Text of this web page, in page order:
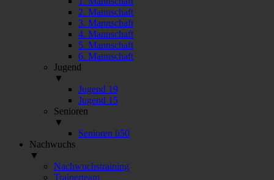
2. Mannschaft
3. Mannschaft
4. Mannschaft
5. Mannschaft
6. Mannschaft
Jugend
▼
Jugend 19
Jugend 15
Senioren
▼
Senioren ü50
Nachwuchs
▼
Nachwuchstraining
Trainerteam